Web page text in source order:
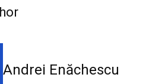
Andrei Enăchescu